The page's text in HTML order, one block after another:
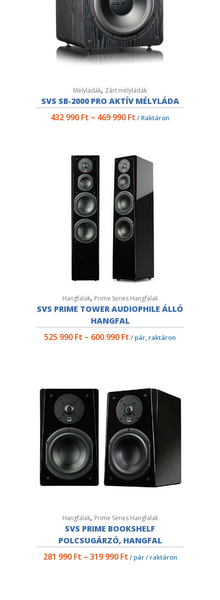
Mélyládák, Zárt mélyládák
SVS SB-2000 PRO AKTÍV MÉLYLÁDA
432 990 Ft – 469 990 Ft / Raktáron
Hangfalak, Prime Series Hangfalak
SVS PRIME TOWER AUDIOPHILE ÁLLÓ
HANGFAL
525 990 Ft – 600 990 Ft / pár, raktáron
Hangfalak, Prime Series Hangfalak
SVS PRIME BOOKSHELF
POLCSUGÁRZÓ, HANGFAL
281 990 Ft – 319 990 Ft / pár / raktáron